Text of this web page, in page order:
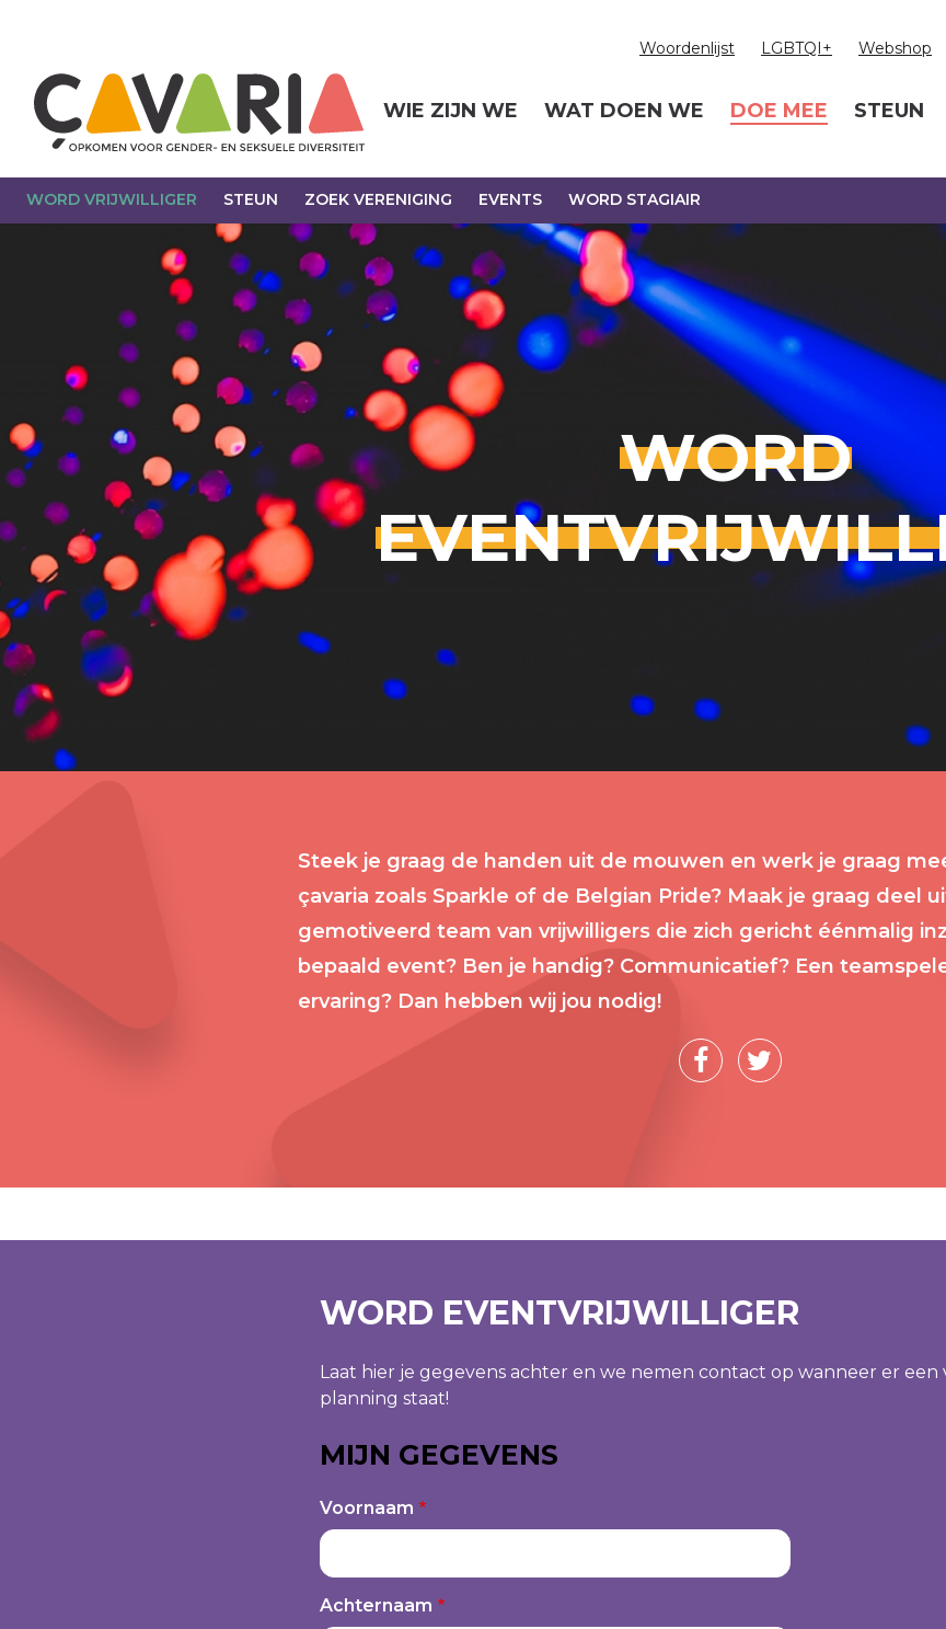
inhoud
gaan
Woordenlijst LGBTQI+ Webshop
WIE ZIJN WE WAT DOEN WE DOE MEE STEUN
WORD VRIJWILLIGER STEUN ZOEK VERENIGING EVENTS WORD STAGIAIR
WORD
Steek je graag de handen uit de mouwen en werk je graag
çavaria zoals Sparkle of de Belgian Pride? Maak je graag deel
gemotiveerd team van vrijwilligers die zich gericht éénmalig
bepaald event? Ben je handig? Communicatief? Een
ervaring? Dan hebben wij jou nodig!
WORD EVENTVRIJWILLIGER
Laat hier je gegevens achter en we nemen contact op wanneer er
planning staat!
MIJN GEGEVENS
Voornaam
Achternaam